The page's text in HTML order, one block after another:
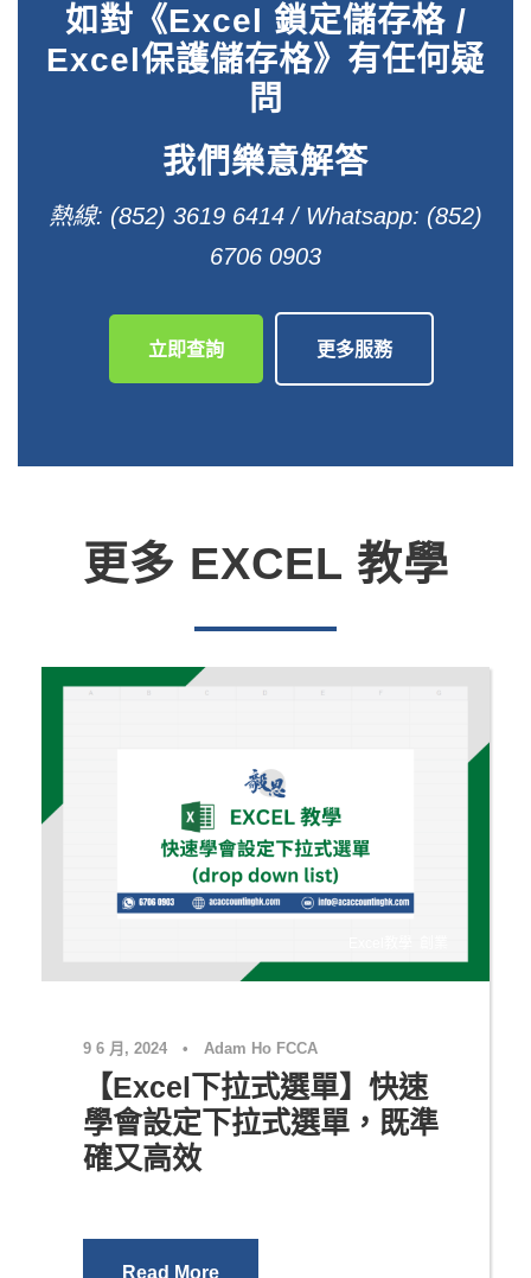
如對《Excel 鎖定儲存格 /
Excel保護儲存格》有任何疑
問
我們樂意解答
熱線: (852) 3619 6414 / Whatsapp: (852)
6706 0903
立即查詢 更多服務
更多 EXCEL 教學
9 6 月, 2024 • Adam Ho FCCA
【Excel下拉式選單】快速
學會設定下拉式選單，既準
確又高效
Read More